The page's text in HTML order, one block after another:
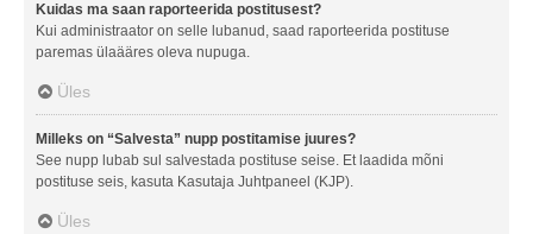
Kuidas ma saan raporteerida postitusest?
Kui administraator on selle lubanud, saad raporteerida postituse
paremas ülaääres oleva nupuga.
Üles
Milleks on “Salvesta” nupp postitamise juures?
See nupp lubab sul salvestada postituse seise. Et laadida mõni
postituse seis, kasuta Kasutaja Juhtpaneel (KJP).
Üles